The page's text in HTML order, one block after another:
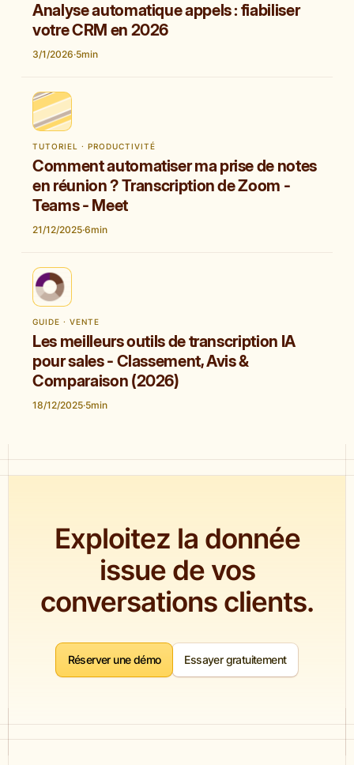
Analyse automatique appels : fiabiliser
votre CRM en 2026
3/1/2026·5min
TUTORIEL · PRODUCTIVITÉ
Comment automatiser ma prise de notes
en réunion ? Transcription de Zoom -
Teams - Meet
21/12/2025·6min
GUIDE · VENTE
Les meilleurs outils de transcription IA
pour sales - Classement, Avis &
Comparaison (2026)
18/12/2025·5min
Exploitez la donnée
issue de vos
conversations clients.
Réserver une démo Essayer gratuitement